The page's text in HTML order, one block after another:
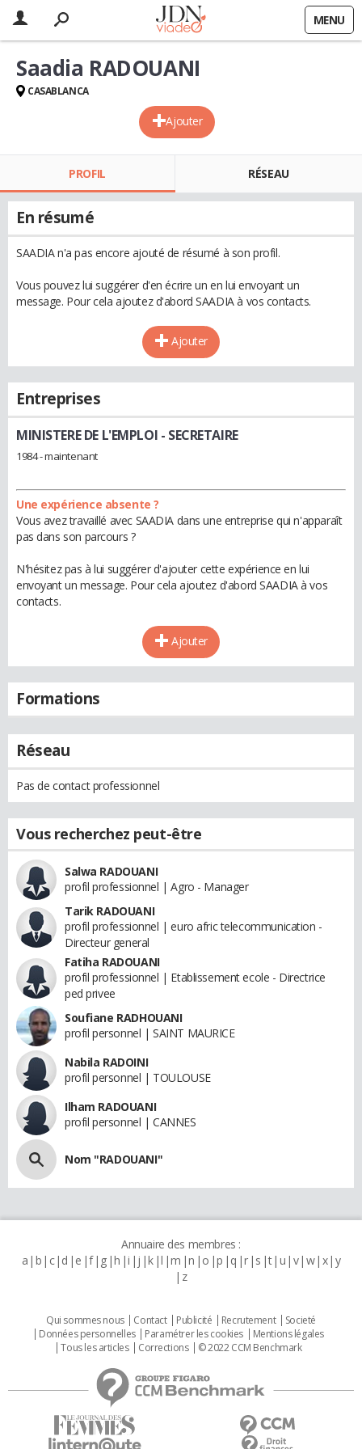
MENU
Ajouter
Saadia RADOUANI
CASABLANCA
PROFIL RÉSEAU
En résumé
SAADIA n'a pas encore ajouté de résumé à son profil.
Vous pouvez lui suggérer d'en écrire un en lui envoyant un
message. Pour cela ajoutez d'abord SAADIA à vos contacts.
Ajouter
Entreprises
MINISTERE DE L'EMPLOI - SECRETAIRE
1984 - maintenant
Une expérience absente ?
Vous avez travaillé avec SAADIA dans une entreprise qui n'apparaît
pas dans son parcours ?
N'hésitez pas à lui suggérer d'ajouter cette expérience en lui
envoyant un message. Pour cela ajoutez d'abord SAADIA à vos
contacts.
Ajouter
Formations
Réseau
Pas de contact professionnel
Vous recherchez peut-être
Salwa RADOUANI
profil professionnel | Agro - Manager
Tarik RADOUANI
profil professionnel | euro afric telecommunication -
Directeur general
Fatiha RADOUANI
profil professionnel | Etablissement ecole - Directrice
ped privee
Soufiane RADHOUANI
profil personnel | SAINT MAURICE
Nabila RADOINI
profil personnel | TOULOUSE
Ilham RADOUANI
profil personnel | CANNES
Nom "RADOUANI"
Annuaire des membres :
a b c d e f g h i j k l m n o p q r s t u v w x y
z
Qui sommes nous Contact Publicité Recrutement
Societé
Données personnelles
Paramétrer les cookies
Mentions légales
Tous les articles
Corrections © 2022 CCM Benchmark